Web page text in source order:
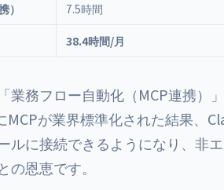
） 7.5時間
38.4時間/月
業務フロー自動化（MCP連携）
が業界標準化された結果、
ルに接続できるようになり、非
恩恵です。